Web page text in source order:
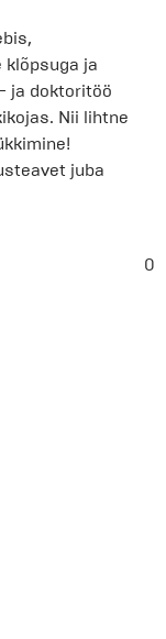
klõpsuga ja
ja doktoritöö
Nii lihtne
juba
0